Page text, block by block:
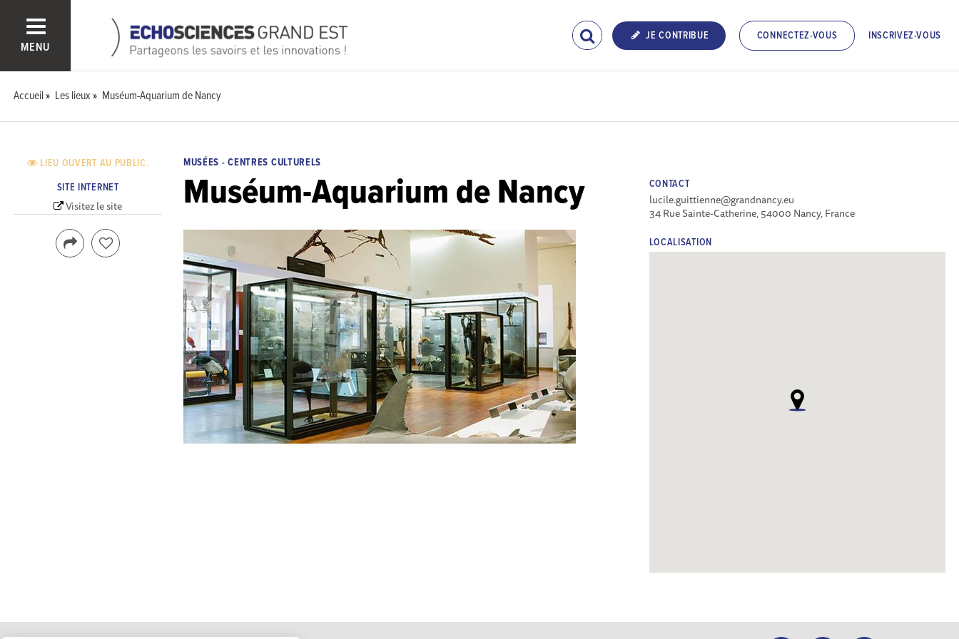
MENU
JE CONTRIBUE CONNECTEZ-VOUS INSCRIVEZ-VOUS
Accueil Les lieux Muséum-Aquarium de Nancy
MUSÉES - CENTRES CULTURELS
Muséum-Aquarium de Nancy CONTACT
lucile.guittienne@grandnancy.eu
34 Rue Sainte-Catherine, 54000 Nancy, France
LOCALISATION
LIEU OUVERT AU PUBLIC.
SITE INTERNET
Visitez le site